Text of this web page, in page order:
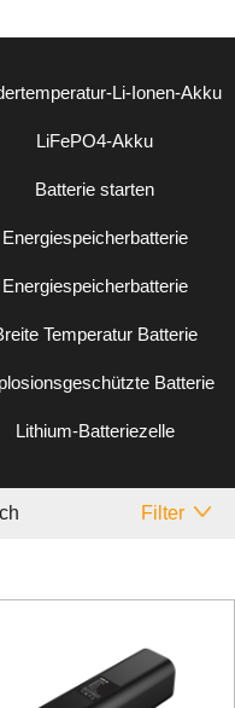
Li-Ionen-Akku
LiFePO4-Akku
Batterie starten
Energiespeicherbatterie
Energiespeicherbatterie
Temperatur Batterie
Batterie
Lithium-Batteriezelle
Filter